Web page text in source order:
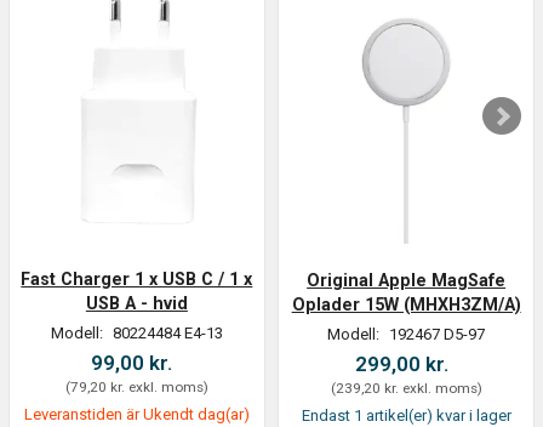
Fast Charger 1 x USB C / 1 x
USB A - hvid
Modell: 80224484 E4-13
99,00 kr.
(79,20 kr. exkl. moms)
Leveranstiden är Ukendt dag(ar)
Original Apple MagSafe
Oplader 15W (MHXH3ZM/A)
Modell: 192467 D5-97
299,00 kr.
(239,20 kr. exkl. moms)
Endast 1 artikel(er) kvar i lager